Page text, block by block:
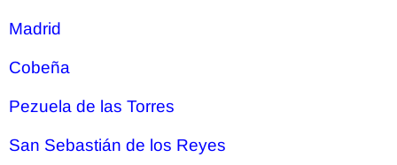
Madrid
Cobeña
Pezuela de las Torres
San Sebastián de los Reyes